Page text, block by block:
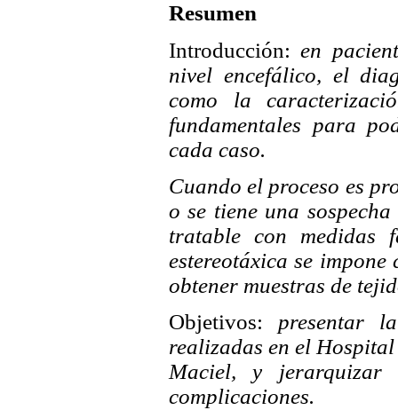
Resumen
Introducción: en
nivel encefálico, el
como la
fundamentales para
cada caso.
Cuando el proceso es
o se tiene una
tratable con medidas
estereotáxica se
obtener muestras de
Objetivos: presentar
realizadas en el
Maciel, y
complicaciones.